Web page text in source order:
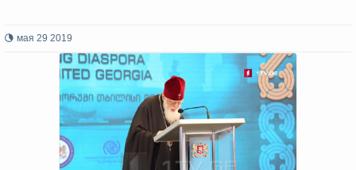
мая 29 2019